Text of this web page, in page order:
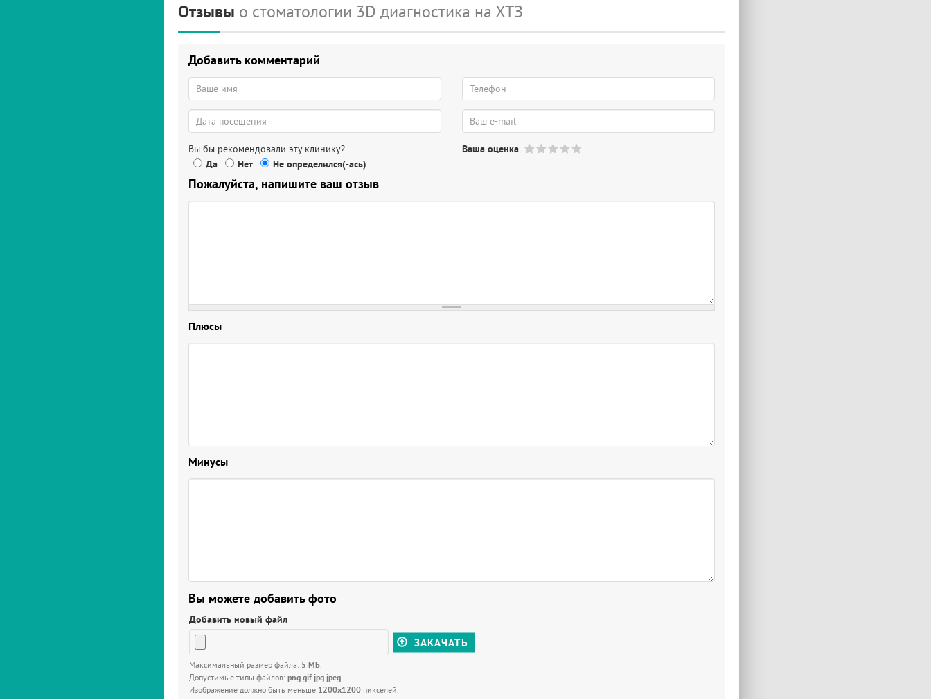
Отзывы о стоматологии 3D диагностика на ХТЗ
Добавить комментарий
Вы бы рекомендовали эту клинику?
Да
Нет Не определился(-ась)
Ваша оценка
Пожалуйста, напишите ваш отзыв
Плюсы
Минусы
Вы можете добавить фото
Добавить новый файл
ЗАКАЧАТЬ
Максимальный размер файла: 5 МБ.
Допустимые типы файлов: png gif jpg jpeg.
Изображение должно быть меньше 1200x1200 пикселей.